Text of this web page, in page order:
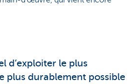
d’exploiter le plus
plus durablement possible